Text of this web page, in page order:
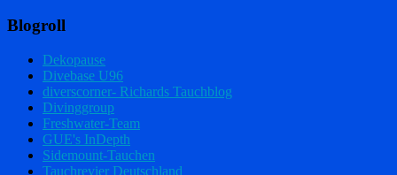
Blogroll
Dekopause
Divebase U96
diverscorner- Richards Tauchblog
Divinggroup
Freshwater-Team
GUE's InDepth
Sidemount-Tauchen
Tauchrevier Deutschland